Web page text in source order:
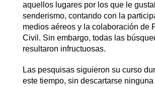
aquellos lugares por los que le
senderismo, contando con la
medios aéreos y la colaboración de
Civil. Sin embargo, todas las
resultaron infructuosas.
Las pesquisas siguieron su curso
este tiempo, sin descartarse